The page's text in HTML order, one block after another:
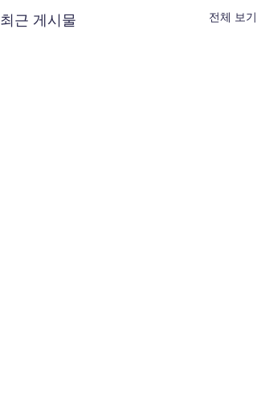
최근 게시물 전체 보기